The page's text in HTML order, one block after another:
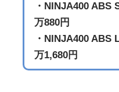
・NINJA400
万880円
・NINJA400
万1,680円